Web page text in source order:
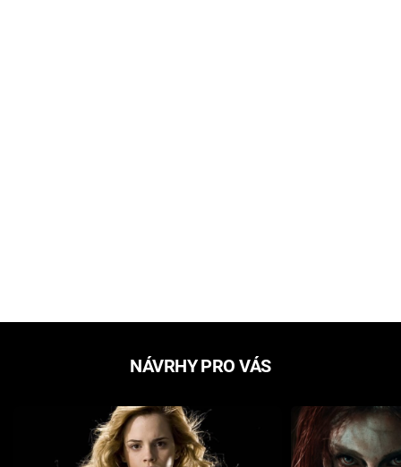
NÁVRHY PRO VÁS